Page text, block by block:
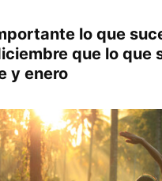
lo que
que lo que
y enero